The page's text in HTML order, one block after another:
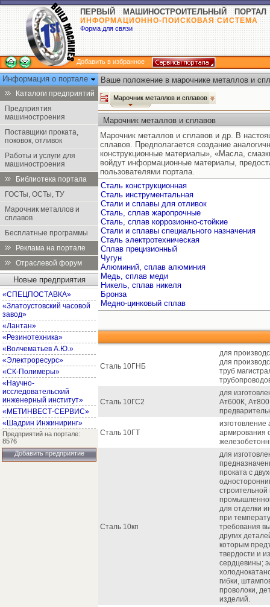
ПЕРВЫЙ МАШИНОСТРОИТЕЛЬНЫЙ ПОРТАЛ
ИНФОРМАЦИОННО-ПОИСКОВАЯ СИСТЕМА
Форма для связи
Добавить в избранное
Информация о портале
Каталоги предприятий
Предприятия
машиностроения
Поставщики проката,
поковок, отливок
Работы и услуги для
машиностроения
Библиотека портала
ГОСТы, ОСТы, ТУ
Марочник металлов и
сплавов
Бесплатные программы
Реклама на портале
Отраслевой форум
Новые предприятия
«СПЕЦПОСТАВКА»
«Златоустовский часовой
завод»
«Лантан»
«Резинотехника»
«Волчематьев А.Ю.»
«Электроресурс»
«СК-Полимеры»
«Научно-
исследовательский
инженерный институт»
«МЕТИНВЕСТ-СЕРВИС»
«Шадрин Инжиниринг»
Предприятий на портале:
8576
Добавить предприятие
Ваше положение в марочнике металлов и
Марочник металлов и сплавов
Марочник металлов и сплавов
Марочник металлов и сплавов и др. В
сплавов. Предполагается создание
конструкционные материалы», «Масла,
войдут информационные материалы,
пользователями портала.
Сталь конструкционная
Сталь инструментальная
Стали и сплавы для отливок
Сталь, сплав жаропрочные
Сталь, сплав коррозионно-стойкие
Стали и сплавы специального назначения
Сталь электротехническая
Сплав прецизионный
Чугун
Алюминий, сплав алюминия
Медь, сплав меди
Никель, сплав никеля
Бронза
Медно-цинковый сплав
Сталь 10ГНБ
для
для
труб
Сталь 10ГС2
для
Ат600К,
Сталь 10ГТ
армирования
Сталь 10кп
для
проката с
для отделки
при
требования
других
которым
твердости и
сердцевины;
гибки,
проволоки,
изделий.